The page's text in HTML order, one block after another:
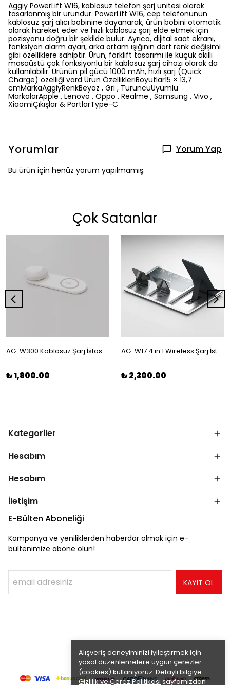
Alışveriş deneyiminizi iyileştirmek için
yasal düzenlemelere uygun çerezler
(cookies) kullanıyoruz. Detaylı bilgiye
Gizlilik ve Çerez Politikası sayfamızdan
Aggiy PowerLift W16, kablosuz telefon şarj ünitesi olarak
tasarlanmış bir üründür. PowerLift W16, cep telefonunun
kablosuz şarj alıcı bobinine dayanarak, ürün bobini otomatik
olarak hareket eder ve hızlı kablosuz şarj elde etmek için
pozisyonu doğru bir şekilde bulur. Ayrıca, dijital saat ekranı,
fonksiyon alarm ayarı, arka ortam ışığının dört renk değişimi
gibi özelliklere sahiptir. Ürün, forklift tasarımı ile küçük akıllı
masaüstü çok fonksiyonlu bir kablosuz şarj cihazı olarak da
kullanılabilir. Ürünün pil gücü 1000 mAh, hızlı şarj (Quick
Charge) özelliği vard Ürün ÖzellikleriBoyutlar15 × 13,7
cmMarkaAggiyRenkBeyaz , Gri , TuruncuUyumlu
MarkalarApple , Lenovo , Oppo , Realme , Samsung , Vivo ,
XiaomiÇıkışlar & PortlarType-C
Yorumlar Yorum Yap
Bu ürün için henüz yorum yapılmamış.
Çok Satanlar
AG-W300 Kablosuz Şarj İstasyonu, Taşınabilir Gece Lambası.
₺ 1,800.00
AG-W17 4 in 1 Wireless Şarj İstasyonu
₺ 2,300.00
Kategoriler
Hesabım
Hesabım
İletişim
E-Bülten Aboneliği
Kampanya ve yeniliklerden haberdar olmak için e-
bültenimize abone olun!
KAYIT OL